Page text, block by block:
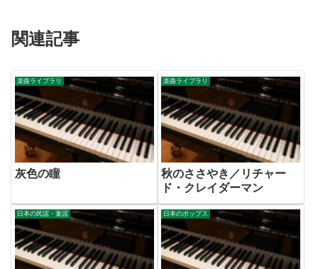
関連記事
楽曲ライブラリ
灰色の瞳
楽曲ライブラリ
秋のささやき／リチャー
ド・クレイダーマン
日本の民謡・童謡 日本のポップス